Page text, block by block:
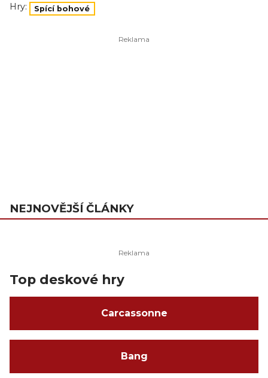
Hry:
Spící bohové
NEJNOVĚJŠÍ ČLÁNKY
Top deskové hry
Carcassonne
Bang